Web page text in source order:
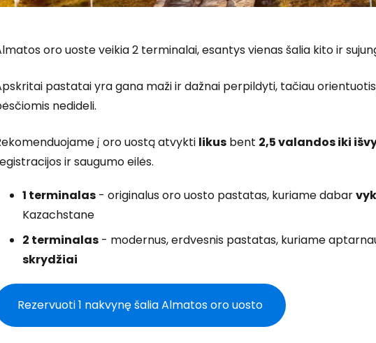
oro uoste veikia 2 terminalai, esantys vienas šalia kito ir
pastatai yra gana maži ir dažnai perpildyti, tačiau
nedideli.
į oro uostą atvykti likus bent 2,5 valandos iki
ir saugumo eilės.
1 terminalas - originalus oro uosto pastatas, kuriame dabar
Kazachstane
2 terminalas - modernus, erdvesnis pastatas, kuriame
skrydžiai
Rezervuoti 1 nakvynę šalia Almatos oro uosto